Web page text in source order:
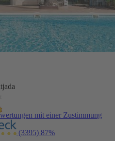
mit einer Zustimmung
(3395) 87%